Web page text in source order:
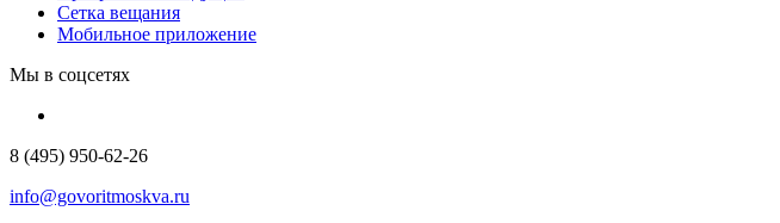
Сетка вещания
Мобильное приложение
Мы в соцсетях
8 (495) 950-62-26
info@govoritmoskva.ru